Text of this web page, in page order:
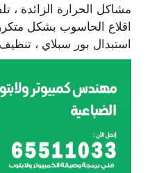
مشاكل الحرارة الزائدة ،
اقلاع الحاسوب بشكل
استبدال بور سبلاي ،